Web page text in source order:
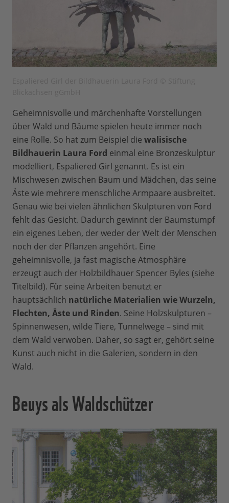
Geheimnisvolle und märchenhafte Vorstellungen
über Wald und Bäume spielen heute immer noch
eine Rolle. So hat zum Beispiel die walisische
Bildhauerin Laura Ford einmal eine Bronzeskulptur
modelliert, Espaliered Girl genannt. Es ist ein
Mischwesen zwischen Baum und Mädchen, das seine
Äste wie mehrere menschliche Armpaare ausbreitet.
Genau wie bei vielen ähnlichen Skulpturen von Ford
fehlt das Gesicht. Dadurch gewinnt der Baumstumpf
ein eigenes Leben, der weder der Welt der Menschen
noch der der Pflanzen angehört. Eine
geheimnisvolle, ja fast magische Atmosphäre
erzeugt auch der Holzbildhauer Spencer Byles (siehe
Titelbild). Für seine Arbeiten benutzt er
hauptsächlich natürliche Materialien wie Wurzeln,
Flechten, Äste und Rinden. Seine Holzskulpturen –
Spinnenwesen, wilde Tiere, Tunnelwege – sind mit
dem Wald verwoben. Daher, so sagt er, gehört seine
Kunst auch nicht in die Galerien, sondern in den
Wald.
Beuys als Waldschützer